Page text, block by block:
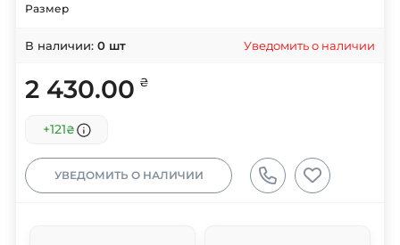
Размер
В наличии: 0 шт Уведомить о наличии
2 430.00 ₴
+121₴
УВЕДОМИТЬ О НАЛИЧИИ